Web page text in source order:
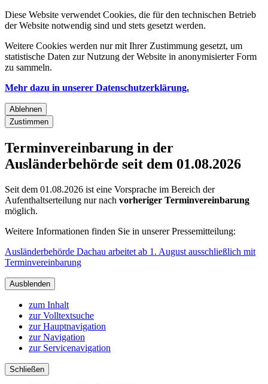
Diese Website verwendet Cookies, die für den technischen Betrieb
der Website notwendig sind und stets gesetzt werden.
Weitere Cookies werden nur mit Ihrer Zustimmung gesetzt, um
statistische Daten zur Nutzung der Website in anonymisierter Form
zu sammeln.
Mehr dazu in unserer Datenschutzerklärung.
Ablehnen
Zustimmen
Terminvereinbarung in der
Ausländerbehörde seit dem 01.08.2026
Seit dem 01.08.2026 ist eine Vorsprache im Bereich der
Aufenthaltserteilung nur nach vorheriger Terminvereinbarung
möglich.
Weitere Informationen finden Sie in unserer Pressemitteilung:
Ausländerbehörde Dachau arbeitet ab 1. August ausschließlich mit
Terminvereinbarung
Ausblenden
zum Inhalt
zur Volltextsuche
zur Hauptnavigation
zur Navigation
zur Servicenavigation
Schließen